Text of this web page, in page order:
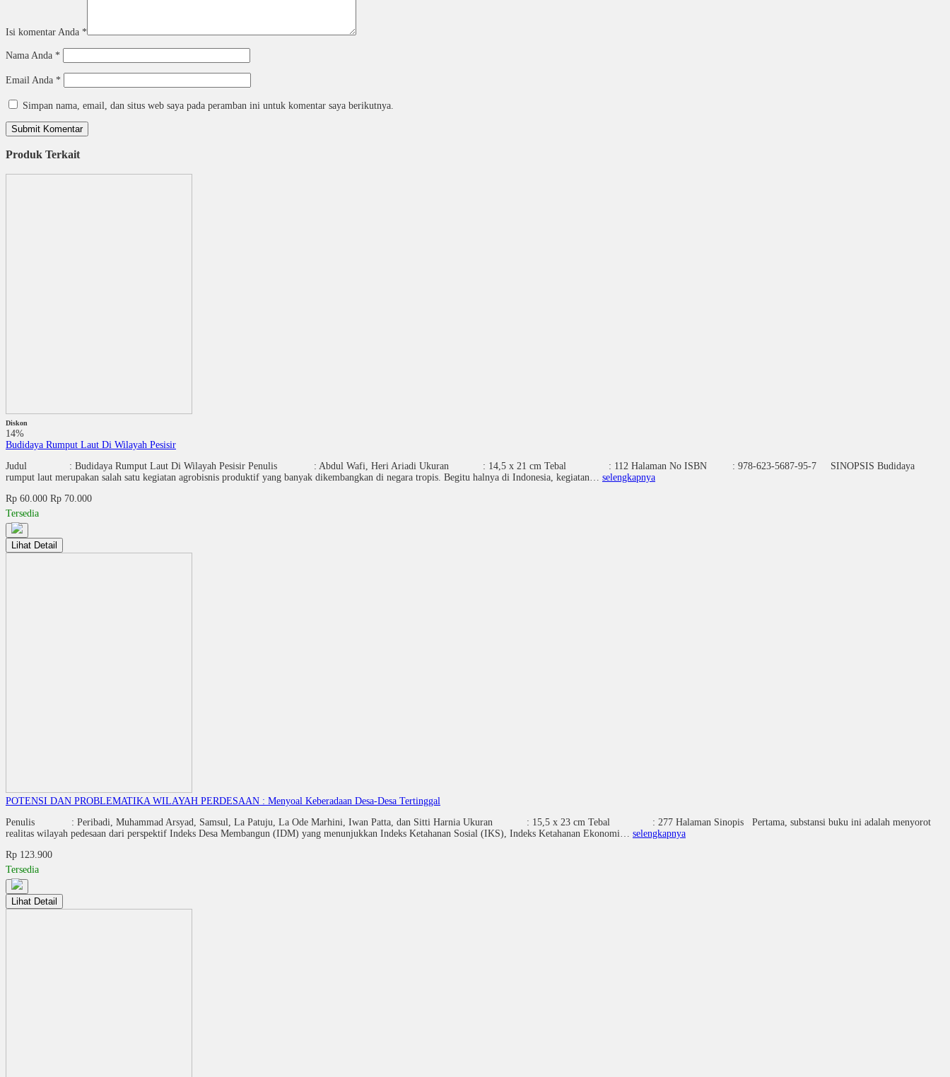
Isi komentar Anda *
Nama Anda *
Email Anda *
Simpan nama, email, dan situs web saya pada peramban ini untuk komentar saya berikutnya.
Produk Terkait
Diskon
14%
Budidaya Rumput Laut Di Wilayah Pesisir
Judul : Budidaya Rumput Laut Di Wilayah Pesisir Penulis : Abdul Wafi, Heri Ariadi Ukuran : 14,5 x 21 cm Tebal : 112 Halaman No ISBN : 978-623-5687-95-7 SINOPSIS Budidaya
rumput laut merupakan salah satu kegiatan agrobisnis produktif yang banyak dikembangkan di negara tropis. Begitu halnya di Indonesia, kegiatan… selengkapnya
Rp 60.000 Rp 70.000
Tersedia
Lihat Detail
POTENSI DAN PROBLEMATIKA WILAYAH PERDESAAN : Menyoal Keberadaan Desa-Desa Tertinggal
Penulis : Peribadi, Muhammad Arsyad, Samsul, La Patuju, La Ode Marhini, Iwan Patta, dan Sitti Harnia Ukuran : 15,5 x 23 cm Tebal : 277 Halaman Sinopis Pertama, substansi buku ini adalah menyorot
realitas wilayah pedesaan dari perspektif Indeks Desa Membangun (IDM) yang menunjukkan Indeks Ketahanan Sosial (IKS), Indeks Ketahanan Ekonomi… selengkapnya
Rp 123.900
Tersedia
Lihat Detail